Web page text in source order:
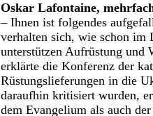
Oskar Lafontaine,
– Ihnen ist folgendes
verhalten sich, wie schon im
unterstützen Aufrüstung und
erklärte die Konferenz der
Rüstungslieferungen in die
daraufhin kritisiert wurden,
dem Evangelium als auch